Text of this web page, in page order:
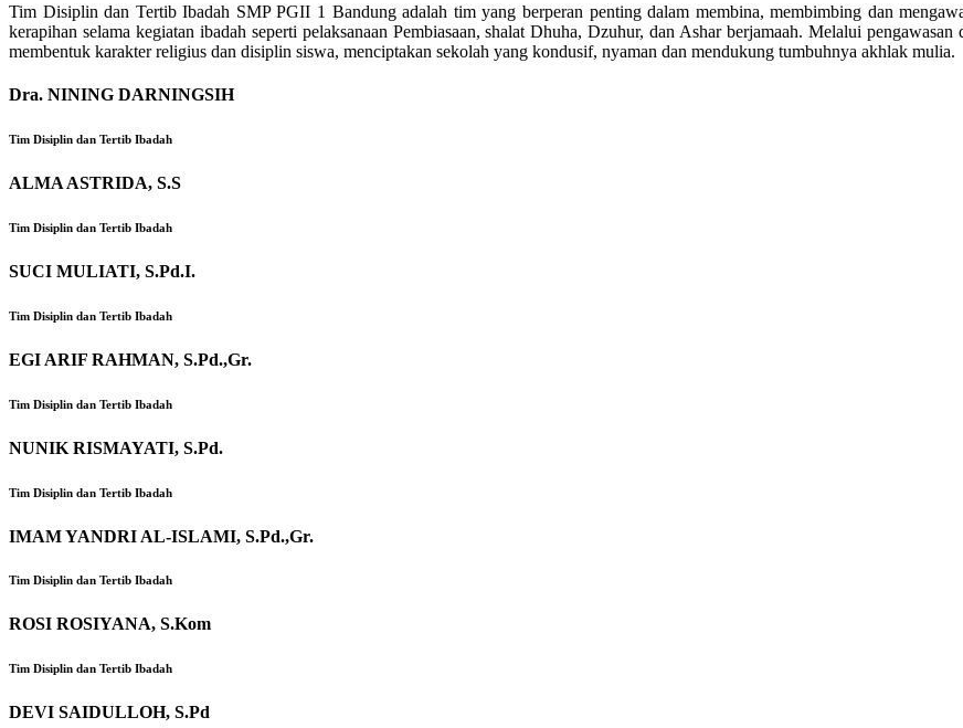
Tim Disiplin dan Tertib Ibadah SMP PGII 1 Bandung adalah tim yang berperan penting dalam membina, membimbing dan
kerapihan selama kegiatan ibadah seperti pelaksanaan Pembiasaan, shalat Dhuha, Dzuhur, dan Ashar berjamaah. Melalui
membentuk karakter religius dan disiplin siswa, menciptakan sekolah yang kondusif, nyaman dan mendukung tumbuhnya akhlak mulia.
Dra. NINING DARNINGSIH
Tim Disiplin dan Tertib Ibadah
ALMA ASTRIDA, S.S
Tim Disiplin dan Tertib Ibadah
SUCI MULIATI, S.Pd.I.
Tim Disiplin dan Tertib Ibadah
EGI ARIF RAHMAN, S.Pd.,Gr.
Tim Disiplin dan Tertib Ibadah
NUNIK RISMAYATI, S.Pd.
Tim Disiplin dan Tertib Ibadah
IMAM YANDRI AL-ISLAMI, S.Pd.,Gr.
Tim Disiplin dan Tertib Ibadah
ROSI ROSIYANA, S.Kom
Tim Disiplin dan Tertib Ibadah
DEVI SAIDULLOH, S.Pd